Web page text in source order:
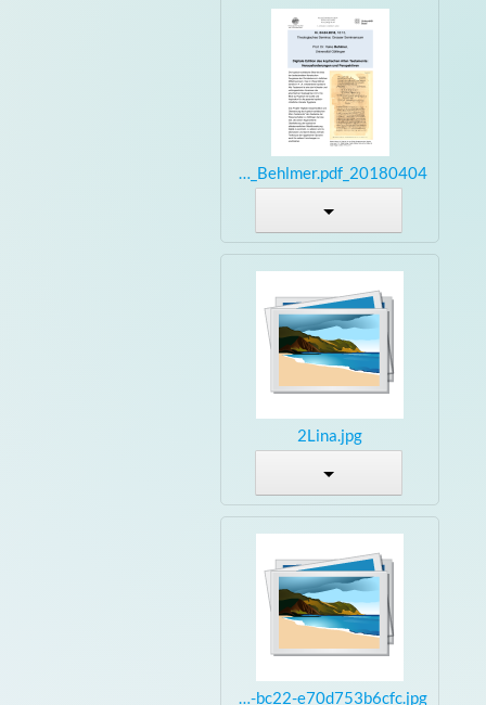
20180404_Vortrag_Behlmer.pdf
2Lina.jpg
30d2a521-9427-4e4a-bc22-e70d753b6cfc.jpg